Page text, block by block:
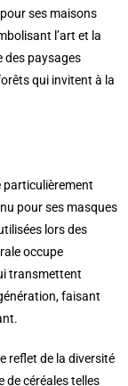
ses maisons
l’art et la
des paysages
qui invitent à la
particulièrement
pour ses masques
lors des
occupe
transmettent
faisant
reflet de la diversité
de céréales telles